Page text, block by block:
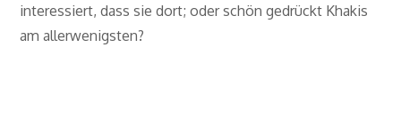
interessiert, dass sie dort; oder schön gedrückt Khakis
am allerwenigsten?